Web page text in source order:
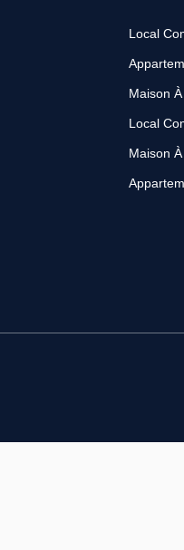
Local
Maison
Local
Maison